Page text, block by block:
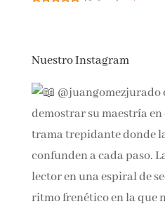
Nuestro Instagram